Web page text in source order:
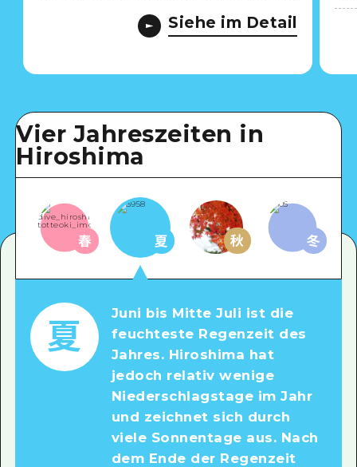
Siehe im Detail
Vier Jahreszeiten in
Hiroshima
春 夏 秋 冬
夏
Juni bis Mitte Juli ist die
feuchteste Regenzeit des
Jahres. Hiroshima hat
jedoch relativ wenige
Niederschlagstage im Jahr
und zeichnet sich durch
viele Sonnentage aus. Nach
dem Ende der Regenzeit